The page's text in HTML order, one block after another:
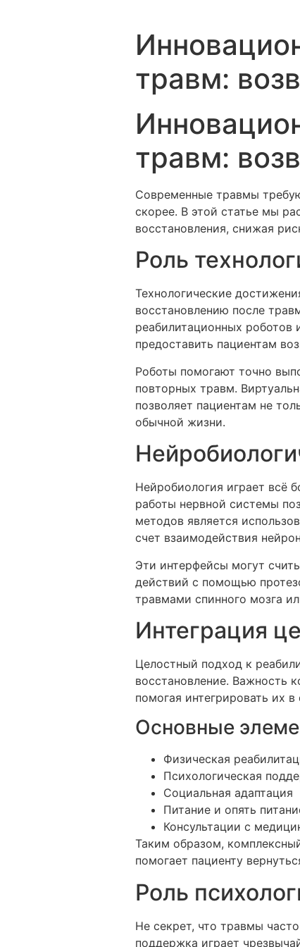
травм:
травм:
Современные травмы
скорее. В этой статье мы
восстановления, снижая
Роль
Технологические
восстановлению после
реабилитационных роботов
предоставить пациентам
Роботы помогают точно
повторных травм.
позволяет пациентам не
обычной жизни.
Нейробиология играет всё
работы нервной системы
методов является
счет взаимодействия
Эти интерфейсы могут
действий с помощью
травмами спинного мозга
Интеграция
Целостный подход к
восстановление. Важность
помогая интегрировать их
Основные
Физическая
Психологическая
Социальная адаптация
Питание и опять
Консультации с
Таким образом,
помогает пациенту
Роль
Не секрет, что травмы
поддержка играет